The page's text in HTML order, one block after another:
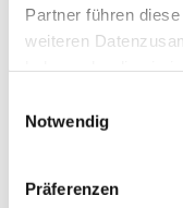
Partner führen
weiteren
Impressum
Notwendig
Präferenzen
Planen Sie
Verkehrs-
Deutsche
Google Maps